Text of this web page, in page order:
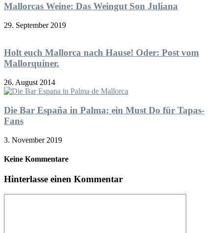
Mallorcas Weine: Das Weingut Son Juliana
29. September 2019
Holt euch Mallorca nach Hause! Oder: Post vom
Mallorquiner.
26. August 2014
Die Bar España in Palma: ein Must Do für Tapas-
Fans
3. November 2019
Keine Kommentare
Hinterlasse einen Kommentar